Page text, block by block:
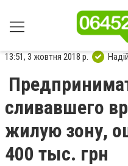
13:51, 3 жовтня 2018 р.
сливавшего
жилую зону,
400 тыс. грн